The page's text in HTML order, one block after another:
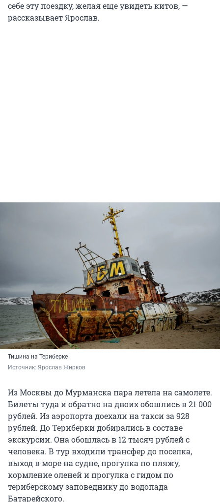
себе эту поездку, желая еще увидеть китов, —
рассказывает Ярослав.
Тишина на Териберке
Источник: Ярослав Жирков
Из Москвы до Мурманска пара летела на самолете.
Билеты туда и обратно на двоих обошлись в 21 000
рублей. Из аэропорта доехали на такси за 928
рублей. До Териберки добирались в составе
экскурсии. Она обошлась в 12 тысяч рублей с
человека. В тур входили трансфер до поселка,
выход в море на судне, прогулка по пляжу,
кормление оленей и прогулка с гидом по
териберскому заповеднику до водопада
Батарейского.